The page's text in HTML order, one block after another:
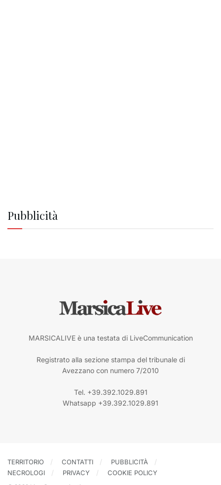
Pubblicità
MARSICALIVE è una testata di LiveCommunication
Registrato alla sezione stampa del tribunale di
Avezzano con numero 7/2010
Tel. +39.392.1029.891
Whatsapp +39.392.1029.891
TERRITORIO CONTATTI
PUBBLICITÀ
NECROLOGI
PRIVACY COOKIE POLICY